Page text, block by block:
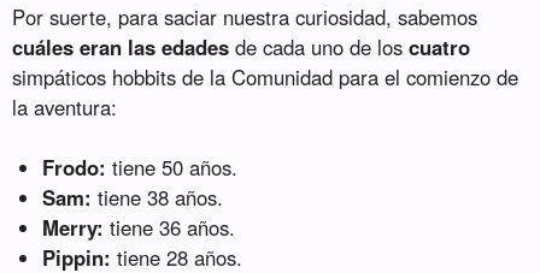
Por suerte, para saciar nuestra curiosidad, sabemos
cuáles eran las edades de cada uno de loscuatro
simpáticos hobbits de la Comunidad para el comienzo de
la aventura:
Frodo: tiene 50 años.
Sam: tiene 38 años.
Merry: tiene 36 años.
Pippin: tiene 28 años.